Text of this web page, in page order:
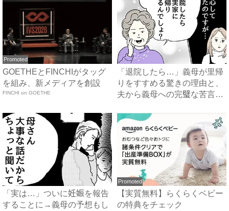
Promoted
GOETHEとFINCHIがタッグ
を組み、新メディアを創設
FINCHI on GOETHE
「退院したら…」義母が里帰
りをすすめる驚きの理由と、
夫から義母への完璧な苦言
「実は…」ついに妊娠を報告
することに→義母の予想もし
Promoted
【実質無料】らくらくベビー
の特典をチェック